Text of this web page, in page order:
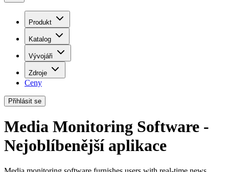
Produkt
Katalog
Vývojáři
Zdroje
Ceny
Přihlásit se
Media Monitoring Software -
Nejoblíbenější aplikace